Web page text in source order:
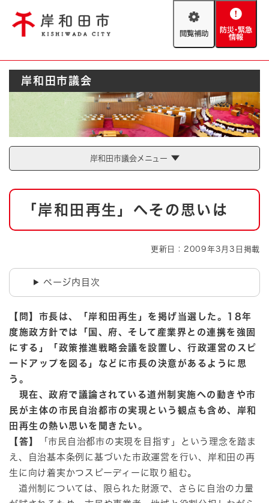
閲
助
防
緊
情
報
Foreign language
やさしい日本語
とじる
防災・緊急情報
ハザードマップ AED設置箇所
とじる
岸和田市議会
岸和田市議会メニュー
本
「岸和田再生」へその思いは
更新日：2009年3月3日掲載
ページ内目次
【問】市長は、「岸和田再生」を掲げ当選した。18年
度施政方針では「国、府、そして産業界との連携を強固
にする」「政策推進戦略会議を設置し、行政運営のスピ
ードアップを図る」などに市長の決意があるように思
う。
現在、政府で議論されている道州制実施への動きや市
民が主体の市民自治都市の実現という観点も含め、岸和
田再生の熱い思いを聞きたい。
【答】
「市民自治都市の実現を目指す」という理念を踏ま
え、自治基本条例に基づいた市政運営を行い、岸和田の再
生に向け着実かつスピーディーに取り組む。
道州制については、限られた財源で、さらに自治の力量